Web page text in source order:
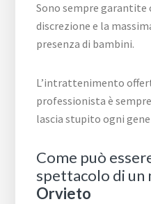
Sono sempre garantite
discrezione e la
presenza di bambini.
L’intrattenimento
professionista è
lascia stupito ogni
Come può
spettacolo di un
Orvieto